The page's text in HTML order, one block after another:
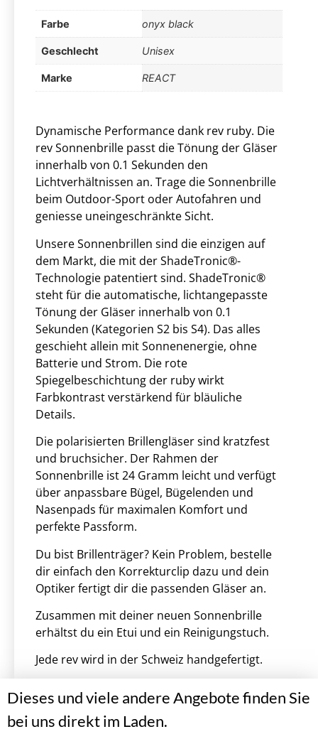
Farbe onyx black
Geschlecht Unisex
Marke REACT
Dynamische Performance dank rev ruby. Die
rev Sonnenbrille passt die Tönung der Gläser
innerhalb von 0.1 Sekunden den
Lichtverhältnissen an. Trage die Sonnenbrille
beim Outdoor-Sport oder Autofahren und
geniesse uneingeschränkte Sicht.
Unsere Sonnenbrillen sind die einzigen auf
dem Markt, die mit der ShadeTronic®-
Technologie patentiert sind. ShadeTronic®
steht für die automatische, lichtangepasste
Tönung der Gläser innerhalb von 0.1
Sekunden (Kategorien S2 bis S4). Das alles
geschieht allein mit Sonnenenergie, ohne
Batterie und Strom. Die rote
Spiegelbeschichtung der ruby wirkt
Farbkontrast verstärkend für bläuliche
Details.
Die polarisierten Brillengläser sind kratzfest
und bruchsicher. Der Rahmen der
Sonnenbrille ist 24 Gramm leicht und verfügt
über anpassbare Bügel, Bügelenden und
Nasenpads für maximalen Komfort und
perfekte Passform.
Du bist Brillenträger? Kein Problem, bestelle
dir einfach den Korrekturclip dazu und dein
Optiker fertigt dir die passenden Gläser an.
Zusammen mit deiner neuen Sonnenbrille
erhältst du ein Etui und ein Reinigungstuch.
Jede rev wird in der Schweiz handgefertigt.
Dieses und viele andere Angebote finden Sie
bei uns direkt im Laden.